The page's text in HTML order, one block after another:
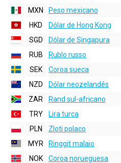
MXN
Peso mexicano
HKD
Dólar de Hong Kong
SGD
Dólar de Singapura
RUB
Rublo russo
SEK
Coroa sueca
NZD
Dólar neozelandês
ZAR
Rand sul-africano
TRY
Lira turca
PLN
Zloti polaco
MYR
Ringgit malaio
NOK
Coroa norueguesa